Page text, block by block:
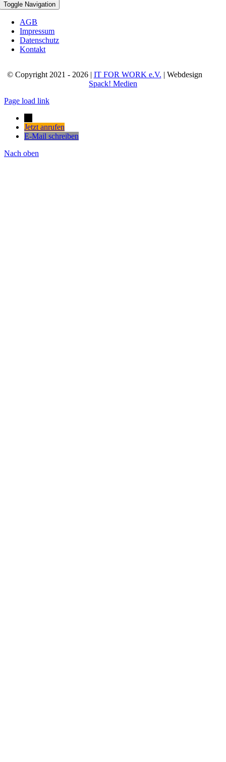
Toggle Navigation
AGB
Impressum
Datenschutz
Kontakt
© Copyright 2021 - 2026 | IT FOR WORK e.V. | Webdesign
Spack! Medien
Page load link
Jetzt anrufen
E-Mail schreiben
Nach oben